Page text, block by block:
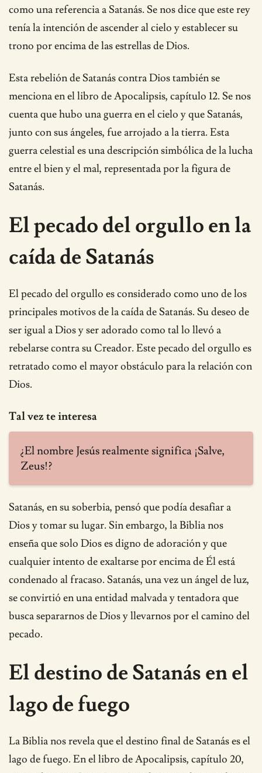
como una referencia a Satanás. Se nos dice que este rey
tenía la intención de ascender al cielo y establecer su
trono por encima de las estrellas de Dios.
Esta rebelión de Satanás contra Dios también se
menciona en el libro de Apocalipsis, capítulo 12. Se nos
cuenta que hubo una guerra en el cielo y que Satanás,
junto con sus ángeles, fue arrojado a la tierra. Esta
guerra celestial es una descripción simbólica de la lucha
entre el bien y el mal, representada por la figura de
Satanás.
El pecado del orgullo en la
caída de Satanás
El pecado del orgullo es considerado como uno de los
principales motivos de la caída de Satanás. Su deseo de
ser igual a Dios y ser adorado como tal lo llevó a
rebelarse contra su Creador. Este pecado del orgullo es
retratado como el mayor obstáculo para la relación con
Dios.
Tal vez te interesa
¿El nombre Jesús realmente significa ¡Salve,
Zeus!?
Satanás, en su soberbia, pensó que podía desafiar a
Dios y tomar su lugar. Sin embargo, la Biblia nos
enseña que solo Dios es digno de adoración y que
cualquier intento de exaltarse por encima de Él está
condenado al fracaso. Satanás, una vez un ángel de luz,
se convirtió en una entidad malvada y tentadora que
busca separarnos de Dios y llevarnos por el camino del
pecado.
El destino de Satanás en el
lago de fuego
La Biblia nos revela que el destino final de Satanás es el
lago de fuego. En el libro de Apocalipsis, capítulo 20,